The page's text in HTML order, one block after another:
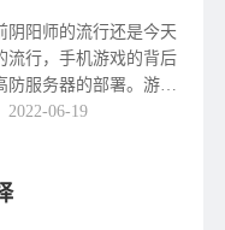
服务器硬件配置大型在
客户端不再逻辑处理...
阴阳师的流行还是今天
流行，手机游戏的背后
防服务器的部署。游戏
面和舒适操作不仅与手
。服务器不...
2022-06-19